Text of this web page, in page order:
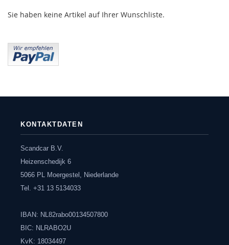
Sie haben keine Artikel auf Ihrer Wunschliste.
KONTAKTDATEN
Scandcar B.V.
Heizenschedijk 6
5066 PL Moergestel, Niederlande
Tel. +31 13 5134033
IBAN: NL82rabo00134507800
BIC: NLRABO2U
KvK: 18034497